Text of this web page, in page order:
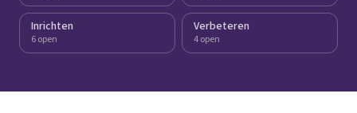
Inrichten
6 open
Verbeteren
4 open